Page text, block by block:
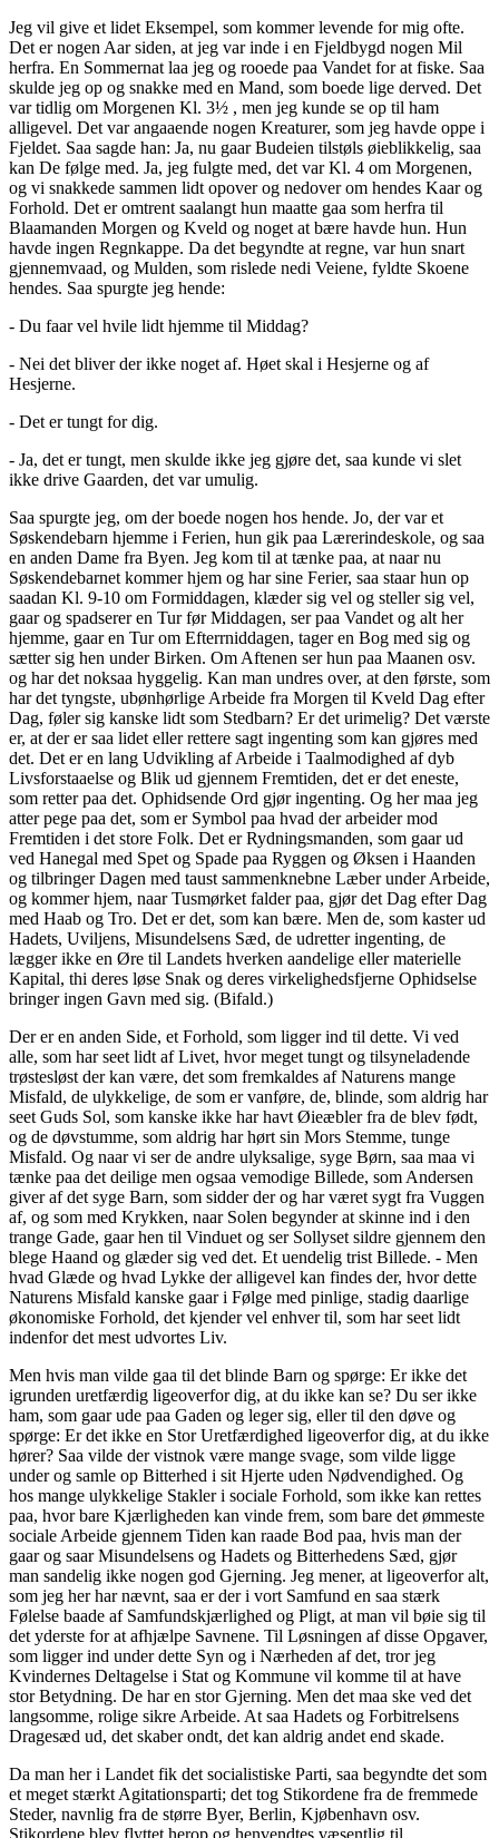
Jeg vil give et lidet Eksempel, som kommer levende for mig ofte.
Det er nogen Aar siden, at jeg var inde i en Fjeldbygd nogen Mil
herfra. En Sommernat laa jeg og rooede paa Vandet for at fiske. Saa
skulde jeg op og snakke med en Mand, som boede lige derved. Det
var tidlig om Morgenen Kl. 3½ , men jeg kunde se op til ham
alligevel. Det var angaaende nogen Kreaturer, som jeg havde oppe i
Fjeldet. Saa sagde han: Ja, nu gaar Budeien tilstøls øieblikkelig, saa
kan De følge med. Ja, jeg fulgte med, det var Kl. 4 om Morgenen,
og vi snakkede sammen lidt opover og nedover om hendes Kaar og
Forhold. Det er omtrent saalangt hun maatte gaa som herfra til
Blaamanden Morgen og Kveld og noget at bære havde hun. Hun
havde ingen Regnkappe. Da det begyndte at regne, var hun snart
gjennemvaad, og Mulden, som rislede nedi Veiene, fyldte Skoene
hendes. Saa spurgte jeg hende:
- Du faar vel hvile lidt hjemme til Middag?
- Nei det bliver der ikke noget af. Høet skal i Hesjerne og af
Hesjerne.
- Det er tungt for dig.
- Ja, det er tungt, men skulde ikke jeg gjøre det, saa kunde vi slet
ikke drive Gaarden, det var umulig.
Saa spurgte jeg, om der boede nogen hos hende. Jo, der var et
Søskendebarn hjemme i Ferien, hun gik paa Lærerindeskole, og saa
en anden Dame fra Byen. Jeg kom til at tænke paa, at naar nu
Søskendebarnet kommer hjem og har sine Ferier, saa staar hun op
saadan Kl. 9-10 om Formiddagen, klæder sig vel og steller sig vel,
gaar og spadserer en Tur før Middagen, ser paa Vandet og alt her
hjemme, gaar en Tur om Efterrniddagen, tager en Bog med sig og
sætter sig hen under Birken. Om Aftenen ser hun paa Maanen osv.
og har det noksaa hyggelig. Kan man undres over, at den første, som
har det tyngste, ubønhørlige Arbeide fra Morgen til Kveld Dag efter
Dag, føler sig kanske lidt som Stedbarn? Er det urimelig? Det værste
er, at der er saa lidet eller rettere sagt ingenting som kan gjøres med
det. Det er en lang Udvikling af Arbeide i Taalmodighed af dyb
Livsforstaaelse og Blik ud gjennem Fremtiden, det er det eneste,
som retter paa det. Ophidsende Ord gjør ingenting. Og her maa jeg
atter pege paa det, som er Symbol paa hvad der arbeider mod
Fremtiden i det store Folk. Det er Rydningsmanden, som gaar ud
ved Hanegal med Spet og Spade paa Ryggen og Øksen i Haanden
og tilbringer Dagen med taust sammenknebne Læber under Arbeide,
og kommer hjem, naar Tusmørket falder paa, gjør det Dag efter Dag
med Haab og Tro. Det er det, som kan bære. Men de, som kaster ud
Hadets, Uviljens, Misundelsens Sæd, de udretter ingenting, de
lægger ikke en Øre til Landets hverken aandelige eller materielle
Kapital, thi deres løse Snak og deres virkelighedsfjerne Ophidselse
bringer ingen Gavn med sig. (Bifald.)
Der er en anden Side, et Forhold, som ligger ind til dette. Vi ved
alle, som har seet lidt af Livet, hvor meget tungt og tilsyneladende
trøstesløst der kan være, det som fremkaldes af Naturens mange
Misfald, de ulykkelige, de som er vanføre, de, blinde, som aldrig har
seet Guds Sol, som kanske ikke har havt Øieæbler fra de blev født,
og de døvstumme, som aldrig har hørt sin Mors Stemme, tunge
Misfald. Og naar vi ser de andre ulyksalige, syge Børn, saa maa vi
tænke paa det deilige men ogsaa vemodige Billede, som Andersen
giver af det syge Barn, som sidder der og har været sygt fra Vuggen
af, og som med Krykken, naar Solen begynder at skinne ind i den
trange Gade, gaar hen til Vinduet og ser Sollyset sildre gjennem den
blege Haand og glæder sig ved det. Et uendelig trist Billede. - Men
hvad Glæde og hvad Lykke der alligevel kan findes der, hvor dette
Naturens Misfald kanske gaar i Følge med pinlige, stadig daarlige
økonomiske Forhold, det kjender vel enhver til, som har seet lidt
indenfor det mest udvortes Liv.
Men hvis man vilde gaa til det blinde Barn og spørge: Er ikke det
igrunden uretfærdig ligeoverfor dig, at du ikke kan se? Du ser ikke
ham, som gaar ude paa Gaden og leger sig, eller til den døve og
spørge: Er det ikke en Stor Uretfærdighed ligeoverfor dig, at du ikke
hører? Saa vilde der vistnok være mange svage, som vilde ligge
under og samle op Bitterhed i sit Hjerte uden Nødvendighed. Og
hos mange ulykkelige Stakler i sociale Forhold, som ikke kan rettes
paa, hvor bare Kjærligheden kan vinde frem, som bare det ømmeste
sociale Arbeide gjennem Tiden kan raade Bod paa, hvis man der
gaar og saar Misundelsens og Hadets og Bitterhedens Sæd, gjør
man sandelig ikke nogen god Gjerning. Jeg mener, at ligeoverfor alt,
som jeg her har nævnt, saa er der i vort Samfund en saa stærk
Følelse baade af Samfundskjærlighed og Pligt, at man vil bøie sig til
det yderste for at afhjælpe Savnene. Til Løsningen af disse Opgaver,
som ligger ind under dette Syn og i Nærheden af det, tror jeg
Kvindernes Deltagelse i Stat og Kommune vil komme til at have
stor Betydning. De har en stor Gjerning. Men det maa ske ved det
langsomme, rolige sikre Arbeide. At saa Hadets og Forbitrelsens
Dragesæd ud, det skaber ondt, det kan aldrig andet end skade.
Da man her i Landet fik det socialistiske Parti, saa begyndte det som
et meget stærkt Agitationsparti; det tog Stikordene fra de fremmede
Steder, navnlig fra de større Byer, Berlin, Kjøbenhavn osv.
Stikordene blev flyttet herop og henvendtes væsentlig til